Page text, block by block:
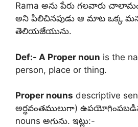
Rama అను పేరు గలవారు
అని పిలిచినపుడు ఆ మాట ఒక్క
తెలియజేయును.
Def:- A Proper noun is the
person, place or thing.
Proper nouns descriptive
అర్థవంతములుగా)
nouns అగును. ఇట్లు:-